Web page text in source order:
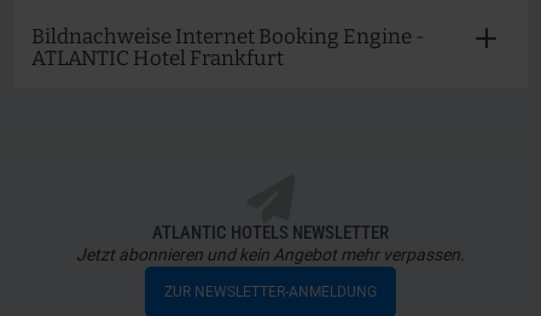
Bildnachweise Internet Booking Engine -
ATLANTIC Hotel Frankfurt
ATLANTIC HOTELS NEWSLETTER
Jetzt abonnieren und kein Angebot mehr verpassen.
ZUR NEWSLETTER-ANMELDUNG